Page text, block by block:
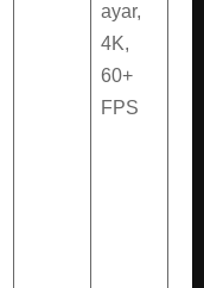
ayar,
4K,
60+
FPS